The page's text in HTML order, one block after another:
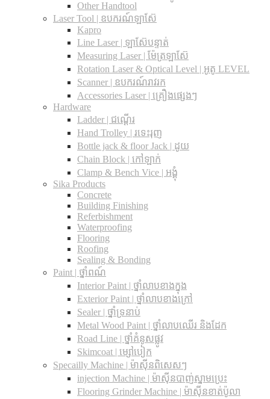
Other Handtool
Laser Tool | ឧបករណ៍ឡាស៊ែ
Kapro
Line Laser | ឡាស៊ែបន្ទាត់
Measuring Laser | ម៉ែត្រឡាស៊ែ
Rotation Laser & Optical Level | អូតូ LEVEL
Scanner | ឧបករណ៍រាវរក
Accessories Laser | គ្រឿងផ្សេងៗ
Hardware
Ladder | ជណ្តើរ
Hand Trolley | រទេះរុញ
Bottle jack & floor Jack​ | ដូយ
Chain Block | កៅឡាក់
Clamp & Bench Vice | អង្គុំ
Sika Products
Concrete
Building Finishing
Referbishment
Waterproofing
Flooring
Roofing
Sealing & Bonding
Paint | ថ្នាំពណ៍
Interior Paint | ថ្នាំលាបខាងក្នុង
Exterior Paint | ថ្នាំលាបខាងក្រៅ
Sealer | ថ្នាំទ្រនាប់
Metal Wood Paint | ថ្នាំលាបឈើរ និងដែក
Road Line | ថ្នាំគំនូសផ្លូវ
Skimcoat | ម្សៅបៀក
Specailly Machine | ម៉ាស៊ីនពិសេសៗ
injection Machine | ម៉ាស៊ីនបាញ់ស្នាមប្រេះ
Flooring Grinder Machine | ម៉ាស៊ីនខាត់ប៉ូលា